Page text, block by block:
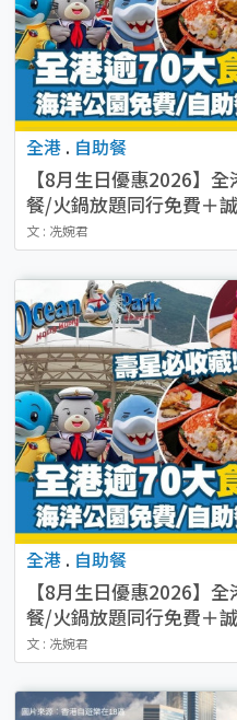
全港 . 自助餐
【8月生日優惠2026】
餐/火鍋放題同行免費＋
文 : 冼婉君
全港 . 自助餐
【8月生日優惠2026】
餐/火鍋放題同行免費＋
文 : 冼婉君